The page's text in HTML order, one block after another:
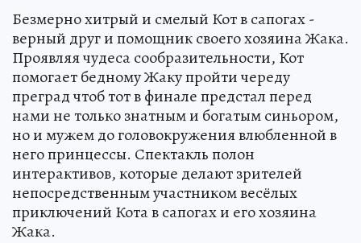
Безмерно хитрый и смелый Кот в сапогах -
верный друг и помощник своего хозяина Жака.
Проявляя чудеса сообразительности, Кот
помогает бедному Жаку пройти череду
преград чтоб тот в финале предстал перед
нами не только знатным и богатым синьором,
но и мужем до головокружения влюбленной в
него принцессы. Спектакль полон
интерактивов, которые делают зрителей
непосредственным участником весёлых
приключений Кота в сапогах и его хозяина
Жака.